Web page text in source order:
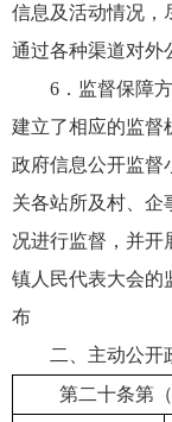
信息及活动情况，
通过各种渠道对外
6．监督保障
建立了相应的监督
政府信息公开监督
关各站所及村、企
况进行监督，并开
镇人民代表大会的
布
二、主动公开
第二十条第